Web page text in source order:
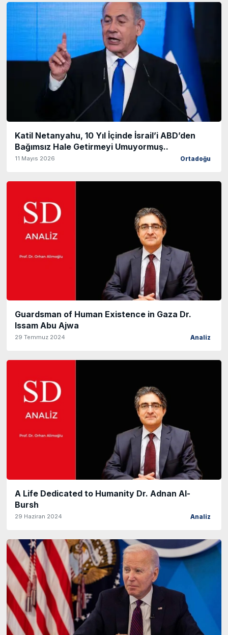
Katil Netanyahu, 10 Yıl İçinde İsrail’i ABD’den
Bağımsız Hale Getirmeyi Umuyormuş..
11 Mayıs 2026 Ortadoğu
Guardsman of Human Existence in Gaza Dr.
Issam Abu Ajwa
29 Temmuz 2024 Analiz
A Life Dedicated to Humanity Dr. Adnan Al-
Bursh
29 Haziran 2024 Analiz